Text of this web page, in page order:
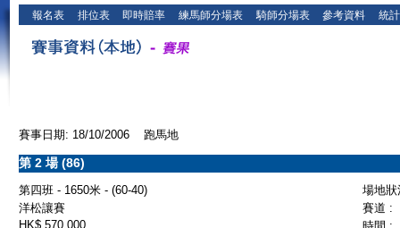
報名表 排位表 即時賠率 練馬師分場表 騎師分場表 參考資料 統
賽事日期: 18/10/2006 跑馬地
第 2 場 (86)
第四班 - 1650米 - (60-40)
場地
洋松讓賽
賽道 :
HK$ 570,000